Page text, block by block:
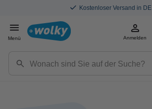
Kostenloser Versand in DE
Menü Anmelden